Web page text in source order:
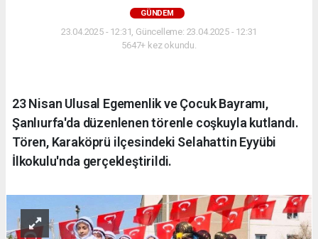
GÜNDEM
23.04.2025 - 12:31, Güncelleme: 23.04.2025 - 12:31
5647+ kez okundu.
23 Nisan Ulusal Egemenlik ve Çocuk Bayramı,
Şanlıurfa'da düzenlenen törenle coşkuyla kutlandı.
Tören, Karaköprü ilçesindeki Selahattin Eyyübi
İlkokulu'nda gerçekleştirildi.